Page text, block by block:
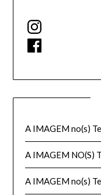
Instagram
Facebook
A IMAGEM no(s)
A IMAGEM NO(S)
A IMAGEM no(s)